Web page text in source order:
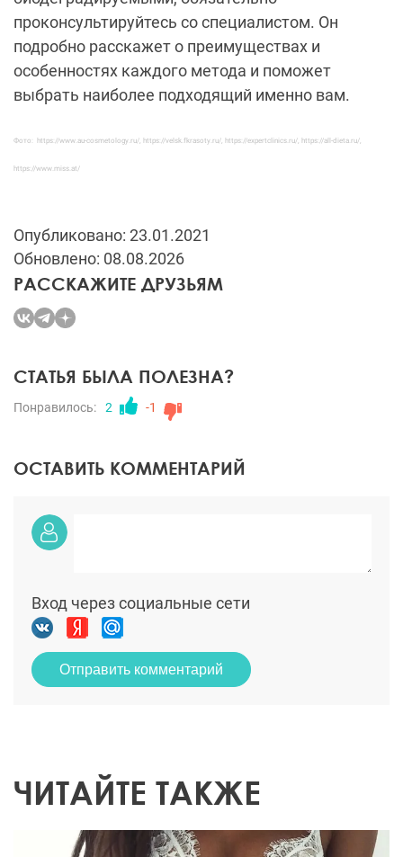
проконсультируйтесь со специалистом. Он
подробно расскажет о преимуществах и
особенностях каждого метода и поможет
выбрать наиболее подходящий именно вам.
Фото: https://www.au-cosmetology.ru/, https://velsk.fkrasoty.ru/, https://expertclinics.ru/, https://all-dieta.ru/,
https://www.miss.at/
Опубликовано: 23.01.2021
Обновлено: 08.08.2026
РАССКАЖИТЕ ДРУЗЬЯМ
СТАТЬЯ БЫЛА ПОЛЕЗНА?
Понравилось: 2 -1
ОСТАВИТЬ КОММЕНТАРИЙ
Вход через социальные сети
Отправить комментарий
ЧИТАЙТЕ ТАКЖЕ